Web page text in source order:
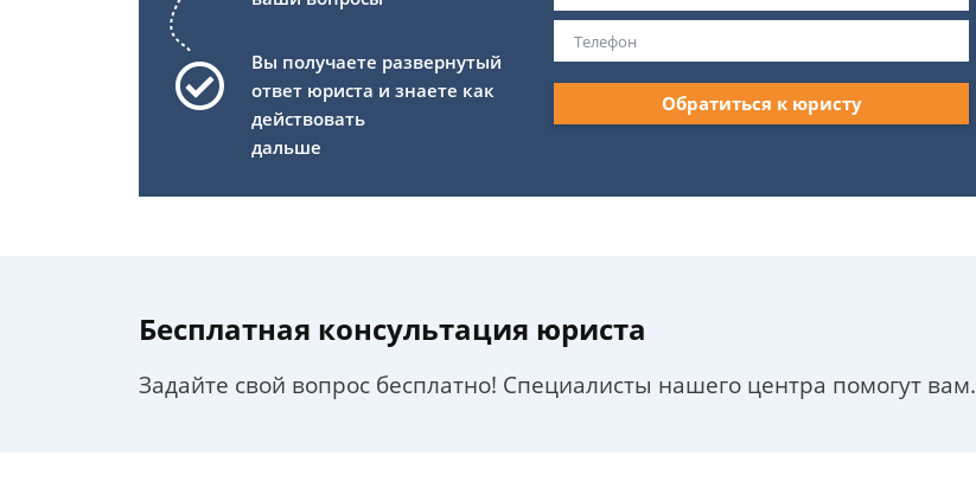
Вы получаете развернутый
ответ юриста и знаете как
действовать
дальше
Обратиться к юристу
Бесплатная консультация юриста
Задайте свой вопрос бесплатно! Специалисты нашего центра помогут вам.